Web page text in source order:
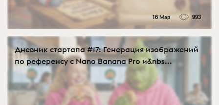
16 Мар 993
Дневник стартапа #17: Генерация изображений
по референсу с Nano Banana Pro и&nbs...